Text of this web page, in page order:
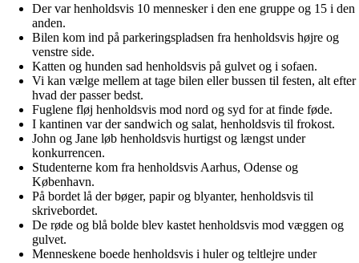
Der var henholdsvis 10 mennesker i den ene gruppe og 15 i den
anden.
Bilen kom ind på parkeringspladsen fra henholdsvis højre og
venstre side.
Katten og hunden sad henholdsvis på gulvet og i sofaen.
Vi kan vælge mellem at tage bilen eller bussen til festen, alt efter
hvad der passer bedst.
Fuglene fløj henholdsvis mod nord og syd for at finde føde.
I kantinen var der sandwich og salat, henholdsvis til frokost.
John og Jane løb henholdsvis hurtigst og længst under
konkurrencen.
Studenterne kom fra henholdsvis Aarhus, Odense og
København.
På bordet lå der bøger, papir og blyanter, henholdsvis til
skrivebordet.
De røde og blå bolde blev kastet henholdsvis mod væggen og
gulvet.
Menneskene boede henholdsvis i huler og teltlejre under